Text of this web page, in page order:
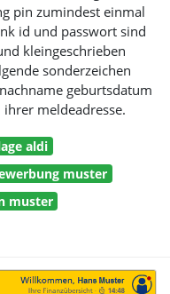
pin zumindest einmal
id und passwort sind
kleingeschrieben
sonderzeichen
geburtsdatum
meldeadresse.
aldi
muster
muster